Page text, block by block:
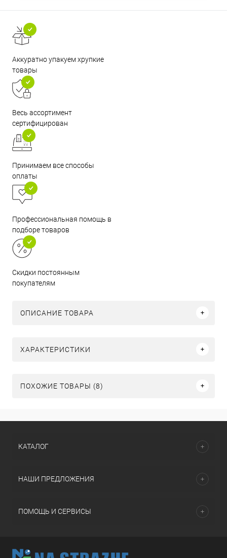
Аккуратно упакуем хрупкие
товары
Весь ассортимент
сертифицирован
Принимаем все способы
оплаты
Профессиональная помощь в
подборе товаров
Скидки постоянным
покупателям
ОПИСАНИЕ ТОВАРА
ХАРАКТЕРИСТИКИ
ПОХОЖИЕ ТОВАРЫ (8)
КАТАЛОГ
НАШИ ПРЕДЛОЖЕНИЯ
ПОМОЩЬ И СЕРВИСЫ